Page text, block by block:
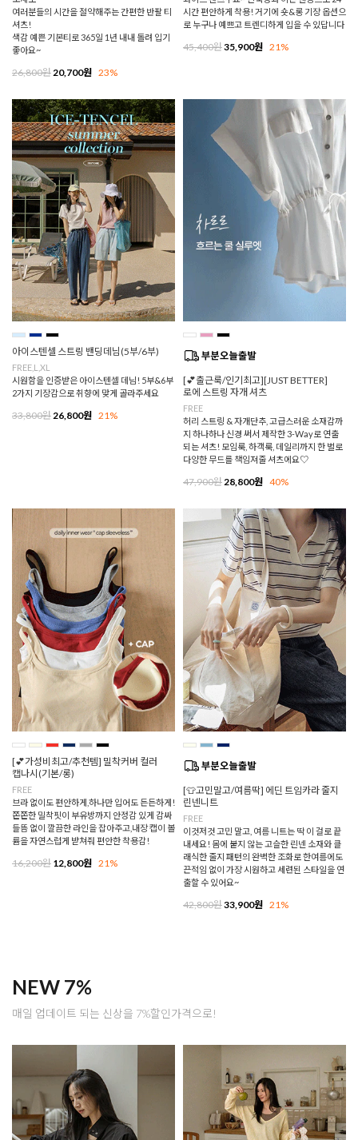
여러분들의 시간을 절약해주는 간편한 반팔 티
셔츠!
색감 예쁜 기본티로 365일 1년 내내 돌려 입기
좋아요~
26,800원 20,700원 23%
시간 편안하게 착용! 거기에 숏&롱 기장 옵션으
로 누구나 예쁘고 트렌디하게 입을 수 있답니다
45,400원35,900원 21%
아이스텐셀 스트링 밴딩데님(5부/6부)
FREE,L,XL
시원함을 인증받은 아이스텐셀 데님! 5부&6부
2가지 기장감으로 취향에 맞게 골라주세요
33,800원26,800원 21%
[💕출근룩/인기최고][JUST BETTER]
로에 스트링 자개 셔츠
FREE
허리 스트링 & 자개단추, 고급스러운 소재감까
지 하나하나 신경 써서 제작한 3-Way로 연출
되는 셔츠! 모임룩, 하객룩, 데일리까지 한 벌로
다양한 무드를 책임져줄 셔츠에요♡
47,900원28,800원 40%
[💕가성비최고/추천템] 밀착커버 컬러
캡나시(기본/롱)
FREE
브라 없이도 편안하게,하나만 입어도 든든하게!
쫀쫀한 밀착핏이 부유방까지 안정감 있게 감싸
들뜸 없이 깔끔한 라인을 잡아주고,내장 캡이 볼
륨을 자연스럽게 받쳐줘 편안한 착용감!
16,200원 12,800원 21%
[👕고민말고/여름딱] 에딘 트임카라 줄지
린넨니트
FREE
이것저것 고민 말고, 여름 니트는 딱 이 걸로 끝
내세요! 몸에 붙지 않는 고슬한 린넨 소재와 클
래식한 줄지 패턴의 완벽한 조화로 한여름에도
끈적임 없이 가장 시원하고 세련된 스타일을 연
출할 수 있어요~
42,800원33,900원 21%
NEW 7%
매일 업데이트 되는 신상을 7%할인가격으로!